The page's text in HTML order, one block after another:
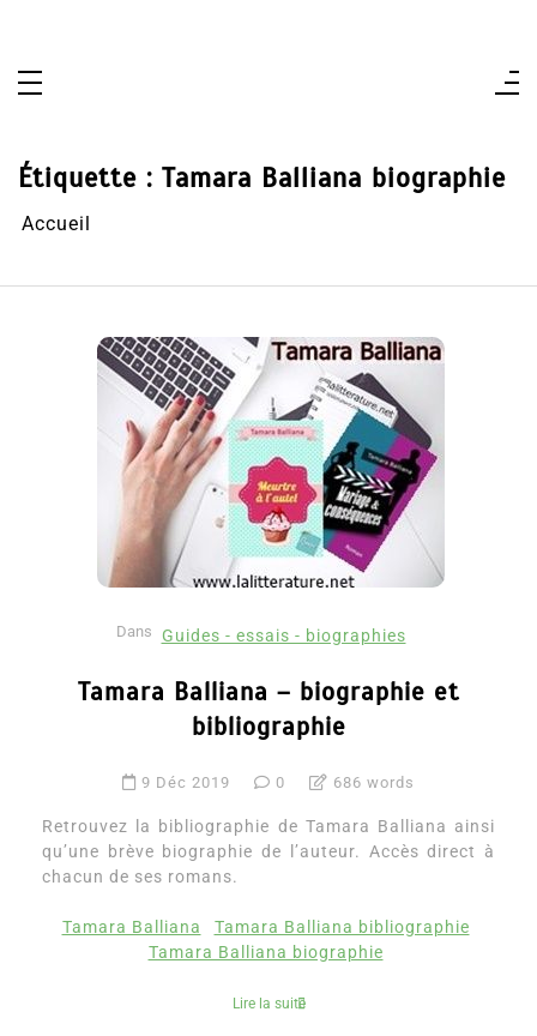
Étiquette : Tamara Balliana biographie
Accueil
Dans Guides - essais - biographies
Tamara Balliana – biographie et
bibliographie
9 Déc 2019 0 686 words
Retrouvez la bibliographie de Tamara Balliana ainsi
qu’une brève biographie de l’auteur. Accès direct à
chacun de ses romans.
Tamara Balliana
Tamara Balliana bibliographie
Tamara Balliana biographie
Lire la suite